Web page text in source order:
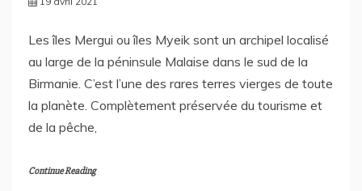
Les îles Mergui ou îles Myeik sont un archipel localisé
au large de la péninsule Malaise dans le sud de la
Birmanie. C’est l’une des rares terres vierges de toute
la planète. Complètement préservée du tourisme et
de la pêche,
Continue Reading